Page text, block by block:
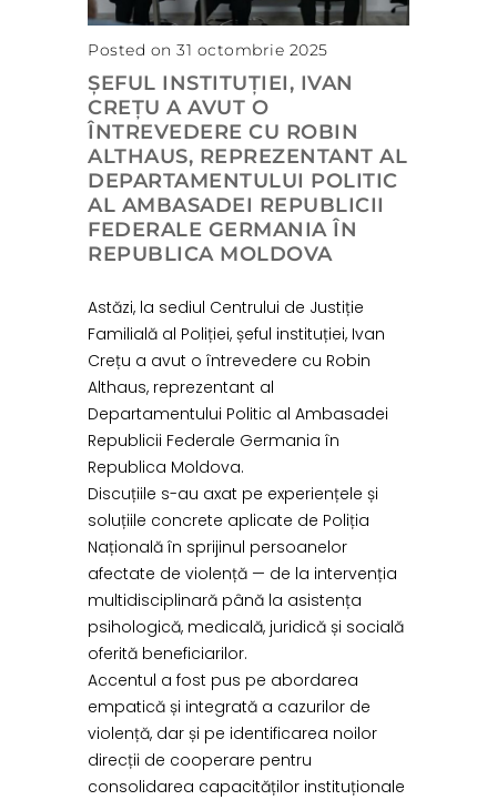
Posted on 31 octombrie 2025
ȘEFUL INSTITUȚIEI, IVAN
CREȚU A AVUT O
ÎNTREVEDERE CU ROBIN
ALTHAUS, REPREZENTANT AL
DEPARTAMENTULUI POLITIC
AL AMBASADEI REPUBLICII
FEDERALE GERMANIA ÎN
REPUBLICA MOLDOVA
Astăzi, la sediul Centrului de Justiție
Familială al Poliției, șeful instituției, Ivan
Crețu a avut o întrevedere cu Robin
Althaus, reprezentant al
Departamentului Politic al Ambasadei
Republicii Federale Germania în
Republica Moldova.
Discuțiile s-au axat pe experiențele și
soluțiile concrete aplicate de Poliția
Națională în sprijinul persoanelor
afectate de violență — de la intervenția
multidisciplinară până la asistența
psihologică, medicală, juridică și socială
oferită beneficiarilor.
Accentul a fost pus pe abordarea
empatică și integrată a cazurilor de
violență, dar și pe identificarea noilor
direcții de cooperare pentru
consolidarea capacităților instituționale